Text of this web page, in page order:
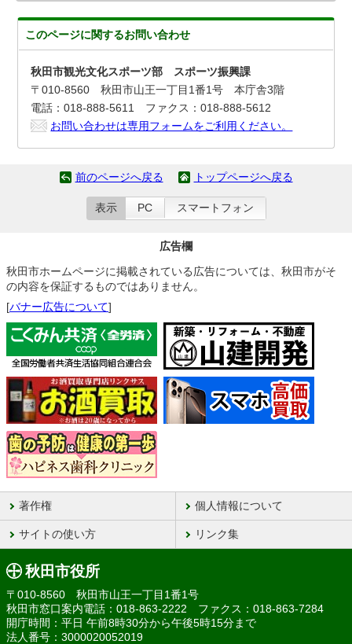
このページに関するお問い合わせ
秋田市観光文化スポーツ部 スポーツ振興課
〒010-8560 秋田市山王一丁目1番1号 本庁舎3階
電話：018-888-5611 ファクス：018-888-5612
お問い合わせは専用フォームをご利用ください。
前のページへ戻る トップページへ戻る
表示 PC スマートフォン
広告欄
秋田市ホームページに掲載されている広告については、秋田市がそ
の内容を保証するものではありません。
[バナー広告について]
著作権 個人情報について
サイトの使い方 リンク集
秋田市役所
〒010-8560 秋田市山王一丁目1番1号
秋田市窓口案内電話：018-863-2222 ファクス：018-863-7284
開庁時間：平日 午前8時30分から午後5時15分まで
法人番号：3000020052019